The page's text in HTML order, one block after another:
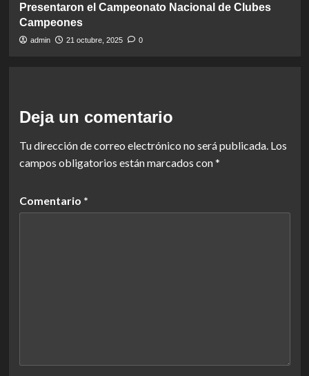
Presentaron el Campeonato Nacional de Clubes
Campeones
admin 21 octubre, 2025 0
Deja un comentario
Tu dirección de correo electrónico no será publicada. Los
campos obligatorios están marcados con*
Comentario *